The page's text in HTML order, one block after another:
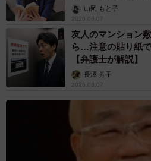
山岡 もと子
2026.08.07
友人のマンション
ら…注意の貼り紙
【弁護士が解説】
長澤 芳子
2026.08.07